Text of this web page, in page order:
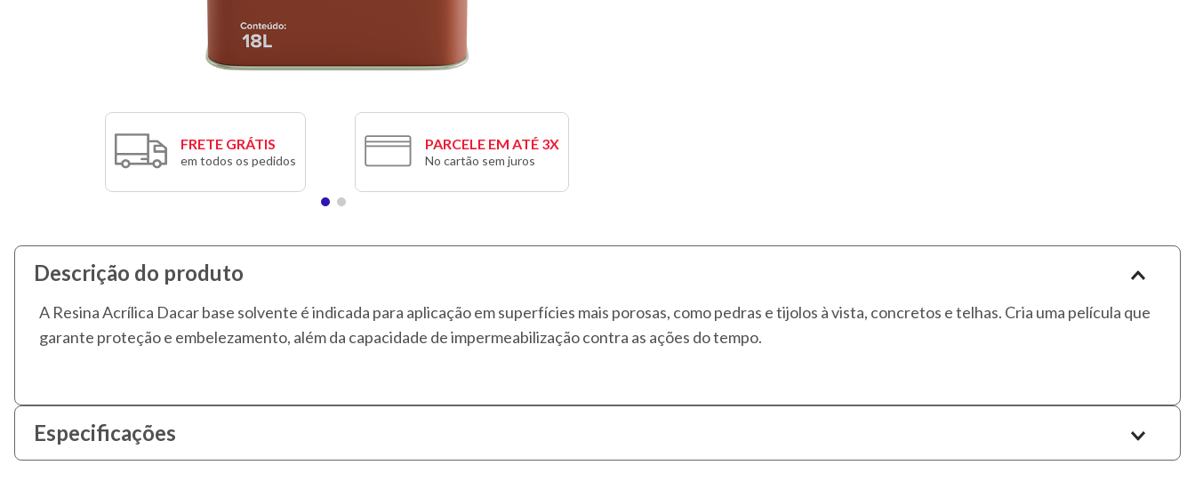
FRETE GRÁTIS
em todos os pedidos
PARCELE EM ATÉ 3X
No cartão sem juros
Descrição do produto
A Resina Acrílica Dacar base solvente é indicada para aplicação em superfícies mais porosas, como pedras e tijolos à vista, concretos e telhas. Cria uma película que
garante proteção e embelezamento, além da capacidade de impermeabilização contra as ações do tempo.
Especificações